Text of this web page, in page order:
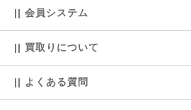
|| 会員システム
|| 買取りについて
|| よくある質問